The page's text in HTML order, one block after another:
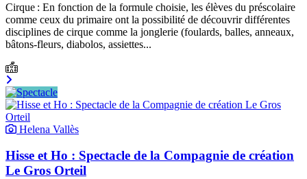
Cirque : En fonction de la formule choisie, les élèves du préscolaire
comme ceux du primaire ont la possibilité de découvrir différentes
disciplines de cirque comme la jonglerie (foulards, balles, anneaux,
bâtons-fleurs, diabolos, assiettes...
Helena Vallès
Hisse et Ho : Spectacle de la Compagnie de création
Le Gros Orteil